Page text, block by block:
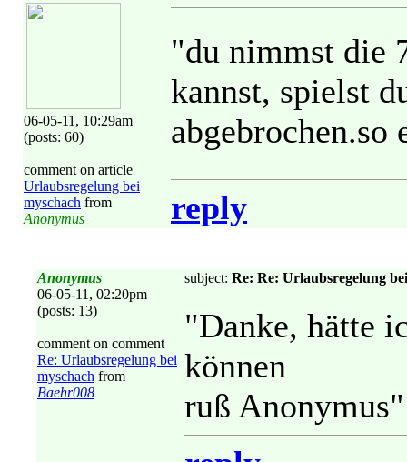
06-05-11, 10:29am
(posts: 60)
comment on article
Urlaubsregelung bei
myschach from
Anonymus
"du nimmst die
kannst, spielst
reply
Anonymus
06-05-11, 02:20pm
(posts: 13)
comment on comment
Re: Urlaubsregelung bei
myschach from
Baehr008
subject: Re: Re: Urlaubsregelung
"Danke, hätte
können
ruß Anonymus"